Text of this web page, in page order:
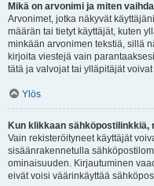
Mikä on arvonimi ja miten
Arvonimet, jotka näkyvät
määrän tai tietyt käyttäjät, kuten
minkään arvonimen tekstiä, sillä
kirjoita viestejä vain
tätä ja valvojat tai ylläpitäjät
Ylös
Kun klikkaan sähköpostilinkkiä,
Vain rekisteröityneet käyttäjät
sisäänrakennetulla
ominaisuuden. Kirjautuminen
eivät voisi väärinkäyttää